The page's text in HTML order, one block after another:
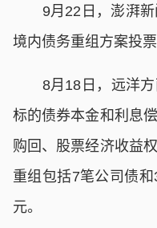
9月22日，澎湃新
境内债务重组方案投
8月18日，远洋方
标的债券本金和利息
购回、股票经济收益
重组包括7笔公司债
元。